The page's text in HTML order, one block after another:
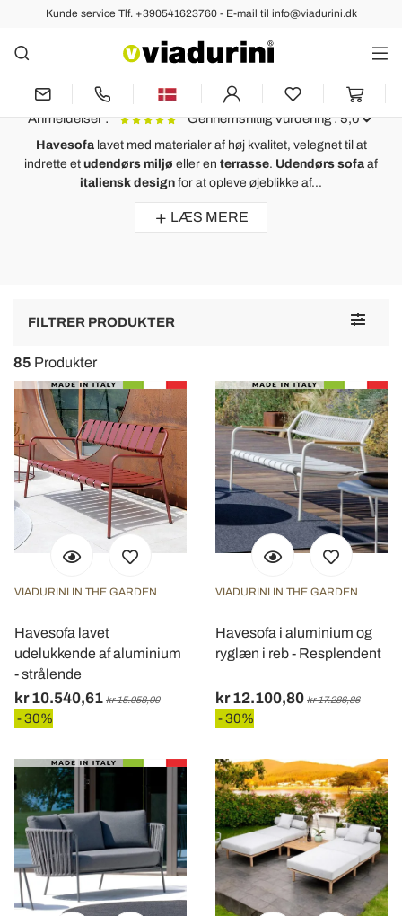
Kunde service Tlf. +390541623760 - E-mail til info@viadurini.dk
Havesofa til at Møblere Udendørs
Miljø med Made in Italy Stil
Anmeldelser : Gennemsnitlig Vurdering : 5,0
Sofa ø afslappende have med Hector gjort vævning i hånden,
Semplicemente adoro questo divano isola!
Havesofalavet med materialer af høj kvalitet, velegnet til at
indrette et udendørs miljø eller en terrasse. Udendørs sofa af
italiensk design for at opleve øjeblikke af...
LÆS MERE
Toggle
FILTRER PRODUKTER
85 Produkter
VIADURINI IN THE GARDEN
Havesofa lavet
udelukkende af aluminium
- strålende
kr 10.540,61 kr 15.058,00
- 30%
VIADURINI IN THE GARDEN
Havesofa i aluminium og
ryglæn i reb - Resplendent
kr 12.100,80 kr 17.286,86
- 30%